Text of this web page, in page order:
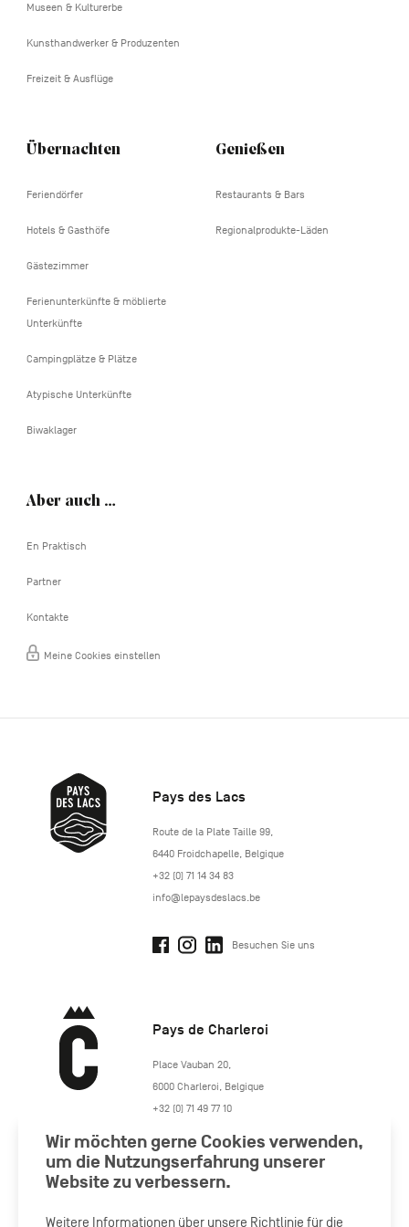
Museen & Kulturerbe
Kunsthandwerker & Produzenten
Freizeit & Ausflüge
Übernachten
Feriendörfer
Hotels & Gasthöfe
Gästezimmer
Ferienunterkünfte & möblierte
Unterkünfte
Campingplätze & Plätze
Atypische Unterkünfte
Biwaklager
Genießen
Restaurants & Bars
Regionalprodukte-Läden
Aber auch …
En Praktisch
Partner
Kontakte
Meine Cookies einstellen
Pays des Lacs
http://www.lepaysdeslacs.be/
Route de la Plate Taille 99,
6440 Froidchapelle, Belgique
+32 (0) 71 14 34 83
info@lepaysdeslacs.be
Besuchen Sie uns
Pays de Charleroi
https://www.paysdecharleroi.be/
Place Vauban 20,
6000 Charleroi Belgique
+32 (0) 71 49 77 10
Besuchen Sie uns
Wir möchten gerne Cookies verwenden,
um die Nutzungserfahrung unserer
Website zu verbessern.
Weitere Informationen über unsere Richtlinie für die